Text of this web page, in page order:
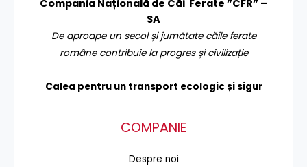
Compania Națională de Căi Ferate ”CFR” –
SA
De aproape un secol și jumătate căile ferate
române contribuie la progres și civilizație
Calea pentru un transport ecologic și sigur
COMPANIE
Despre noi